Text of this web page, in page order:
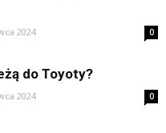
2024 0
do Toyoty?
2024 0